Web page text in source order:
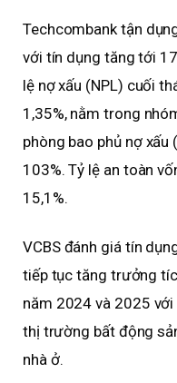
Techcombank tận
với tín dụng tăng tới
lệ nợ xấu (NPL) cuối
1,35%, nằm trong
phòng bao phủ nợ
103%. Tỷ lệ an toàn
15,1%.
VCBS đánh giá tín
tiếp tục tăng trưởng
năm 2024 và 2025
thị trường bất động
nhà ở.